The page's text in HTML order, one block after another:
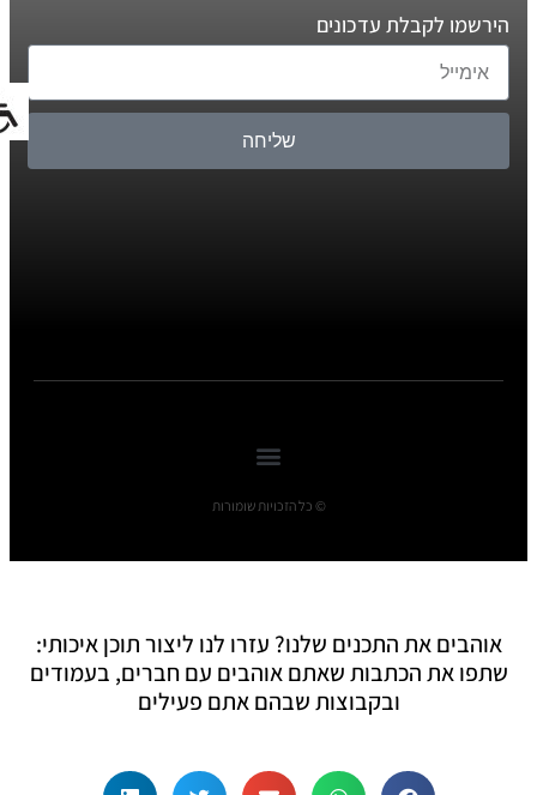
הירשמו לקבלת עדכונים
שליחה
© כל הזכויות שומורות
אוהבים את התכנים שלנו? עזרו לנו ליצור תוכן איכותי:
שתפו את הכתבות שאתם אוהבים עם חברים, בעמודים
ובקבוצות שבהם אתם פעילים